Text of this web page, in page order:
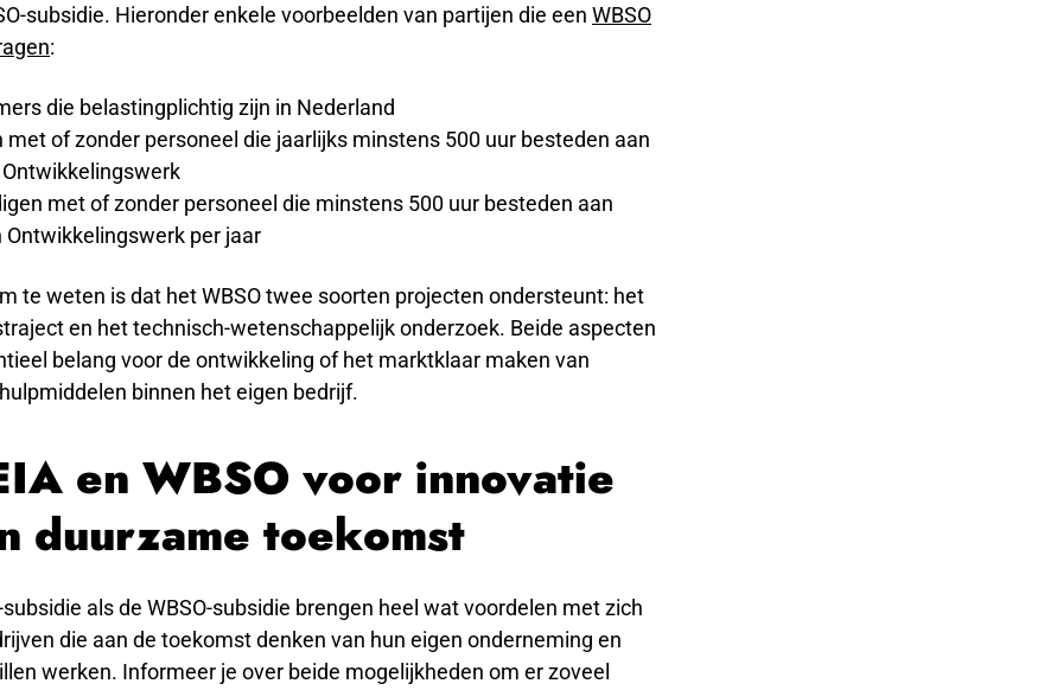
subsidie. Hieronder enkele voorbeelden van partijen die een WBSO
:
die belastingplichtig zijn in Nederland
met of zonder personeel die jaarlijks minstens 500 uur besteden aan
met of zonder personeel die minstens 500 uur besteden aan
Ontwikkelingswerk per jaar
te weten is dat het WBSO twee soorten projecten ondersteunt: het
en het technisch-wetenschappelijk onderzoek. Beide aspecten
belang voor de ontwikkeling of het marktklaar maken van
binnen het eigen bedrijf.
en WBSO voor innovatie
duurzame toekomst
als de WBSO-subsidie brengen heel wat voordelen met zich
die aan de toekomst denken van hun eigen onderneming en
werken. Informeer je over beide mogelijkheden om er zoveel